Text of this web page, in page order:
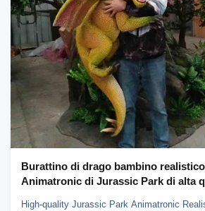
Burattino di drago bambino realistico
Animatronic di Jurassic Park di alta
High-quality Jurassic Park Animatronic